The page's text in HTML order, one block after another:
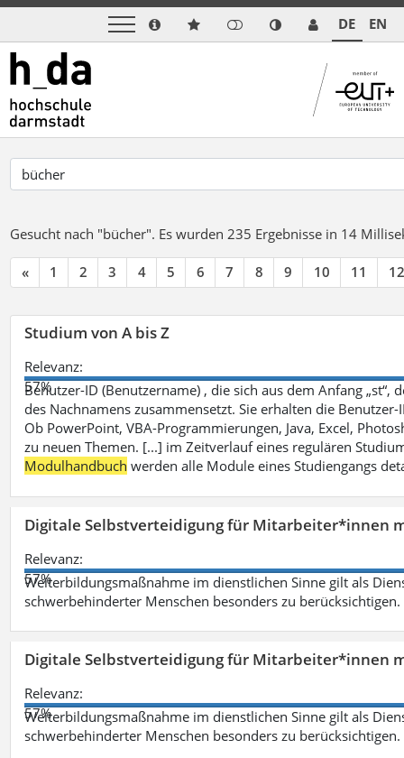
DE EN
Gesucht nach "bücher". Es wurden 235 Ergebnisse in 14
« 1 2 3 4 5 6 7 8 9 10 11 12
Studium von A bis Z
Relevanz:
57%
Benutzer-ID (Benutzername) , die sich aus dem Anfang „st“,
des Nachnamens zusammensetzt. Sie erhalten die
Ob PowerPoint, VBA-Programmierungen, Java, Excel,
zu neuen Themen. [...] im Zeitverlauf eines regulären
Modulhandbuch werden alle Module eines Studiengangs
Digitale Selbstverteidigung für Mitarbeiter*innen
Relevanz:
57%
Weiterbildungsmaßnahme im dienstlichen Sinne gilt als
schwerbehinderter Menschen besonders zu berücksichtigen.
Digitale Selbstverteidigung für Mitarbeiter*innen
Relevanz:
57%
Weiterbildungsmaßnahme im dienstlichen Sinne gilt als
schwerbehinderter Menschen besonders zu berücksichtigen.